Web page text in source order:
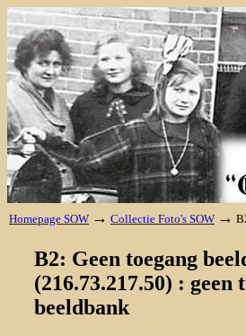
Homepage SOW → Collectie Foto's SOW →
B2: Geen toegang
(216.73.217.50) : geen
beeldbank